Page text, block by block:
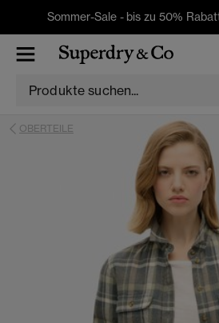
Sommer-Sale - bis zu 50%
OBERTEILE